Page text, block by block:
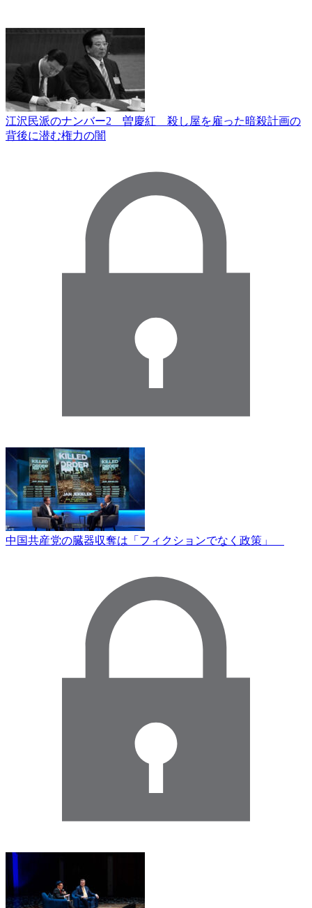
江沢民派のナンバー2 曽慶紅 殺し屋を雇った暗殺計画の
背後に潜む権力の闇
中国共産党の臓器収奪は「フィクションでなく政策」